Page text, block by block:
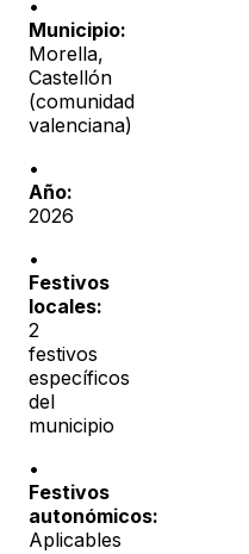
•
Municipio:
Morella,
Castellón
(comunidad
valenciana)
•
Año:
2026
•
Festivos
locales:
2
festivos
específicos
del
municipio
•
Festivos
autonómicos:
Aplicables